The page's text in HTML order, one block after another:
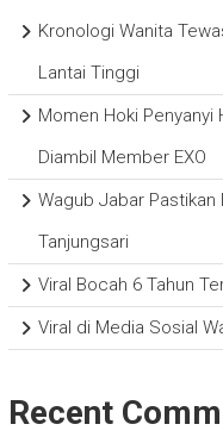
Kronologi Wanita
Lantai Tinggi
Momen Hoki Penyanyi
Diambil Member EXO
Wagub Jabar Pastikan
Tanjungsari
Viral Bocah 6 Tahun
Viral di Media Sosial
Recent